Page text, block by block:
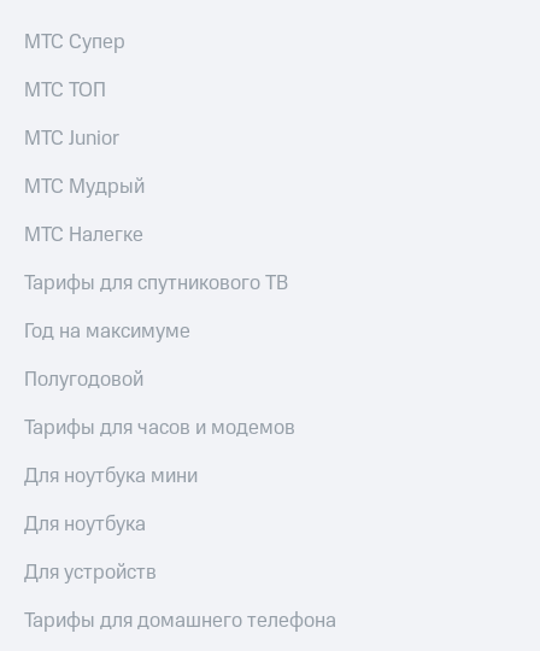
МТС Супер
МТС ТОП
МТС Junior
МТС Мудрый
МТС Налегке
Тарифы для спутникового ТВ
Год на максимуме
Полугодовой
Тарифы для часов и модемов
Для ноутбука мини
Для ноутбука
Для устройств
Тарифы для домашнего телефона